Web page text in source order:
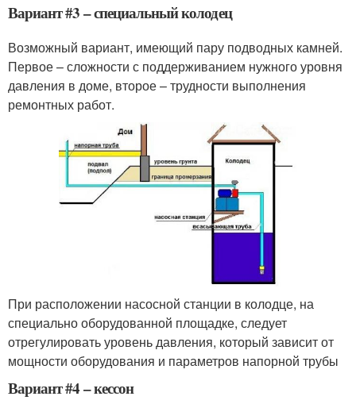
Вариант #3 – специальный колодец
Возможный вариант, имеющий пару подводных камней.
Первое – сложности с поддерживанием нужного уровня
давления в доме, второе – трудности выполнения
ремонтных работ.
При расположении насосной станции в колодце, на
специально оборудованной площадке, следует
отрегулировать уровень давления, который зависит от
мощности оборудования и параметров напорной трубы
Вариант #4 – кессон